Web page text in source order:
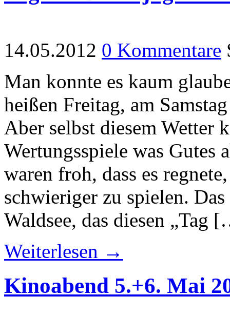
14.05.2012 0 Kommentare
Man konnte es kaum
heißen Freitag, am
Aber selbst diesem Wetter
Wertungsspiele was Gutes
waren froh, dass es
schwieriger zu spielen.
Waldsee, das diesen „Tag
Weiterlesen →
Kinoabend 5.+6. Mai